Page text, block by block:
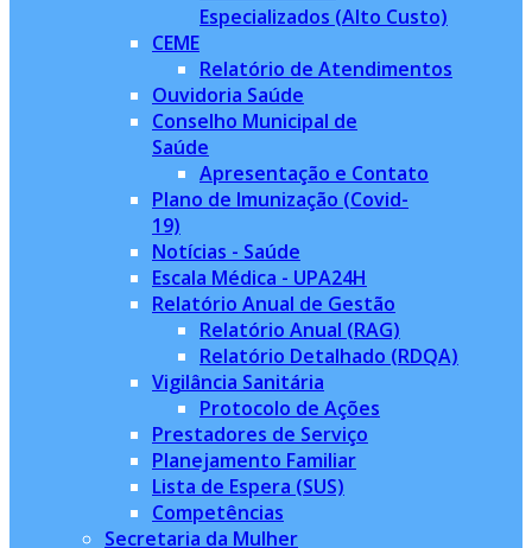
Especializados (Alto Custo)
CEME
Relatório de Atendimentos
Ouvidoria Saúde
Conselho Municipal de
Saúde
Apresentação e Contato
Plano de Imunização (Covid-
19)
Notícias - Saúde
Escala Médica - UPA24H
Relatório Anual de Gestão
Relatório Anual (RAG)
Relatório Detalhado (RDQA)
Vigilância Sanitária
Protocolo de Ações
Prestadores de Serviço
Planejamento Familiar
Lista de Espera (SUS)
Competências
Secretaria da Mulher